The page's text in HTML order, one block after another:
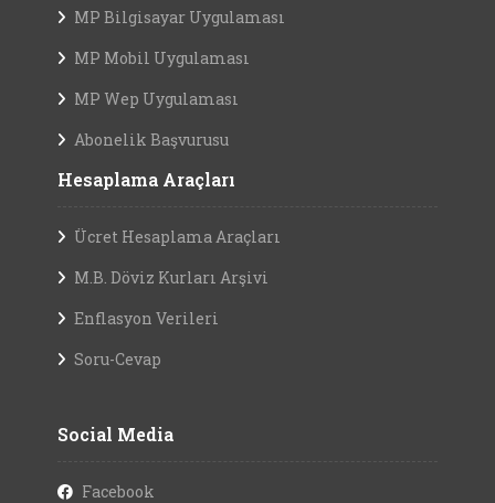
MP Bilgisayar Uygulaması
MP Mobil Uygulaması
MP Wep Uygulaması
Abonelik Başvurusu
Hesaplama Araçları
Ücret Hesaplama Araçları
M.B. Döviz Kurları Arşivi
Enflasyon Verileri
Soru-Cevap
Social Media
Facebook